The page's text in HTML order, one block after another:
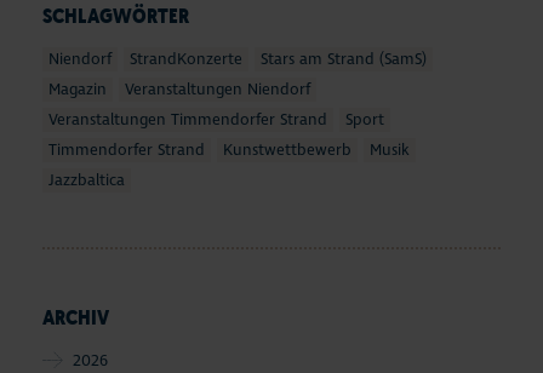
SCHLAGWÖRTER
Niendorf StrandKonzerte
Stars am Strand (SamS)
Magazin
Veranstaltungen Niendorf
Veranstaltungen Timmendorfer Strand
Sport
Timmendorfer Strand
Kunstwettbewerb
Musik
Jazzbaltica
ARCHIV
2026